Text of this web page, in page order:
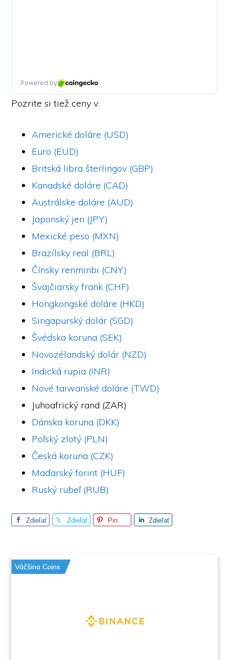
Pozrite si tiež ceny v:
Americké doláre (USD)
Euro (EUD)
Britská libra šterlingov (GBP)
Kanadské doláre (CAD)
Austrálske doláre (AUD)
Japonský jen (JPY)
Mexické peso (MXN)
Brazílsky real (BRL)
Čínsky renminbi (CNY)
Švajčiarsky frank (CHF)
Hongkongské doláre (HKD)
Singapurský dolár (SGD)
Švédska koruna (SEK)
Novozélandský dolár (NZD)
Indická rupia (INR)
Nové taiwanské doláre (TWD)
Juhoafrický rand (ZAR)
Dánska koruna (DKK)
Poľský zlotý (PLN)
Česká koruna (CZK)
Maďarský forint (HUF)
Ruský rubeľ (RUB)
Zdieľať Zdieľať Pin Zdieľať
Väčšina Coins